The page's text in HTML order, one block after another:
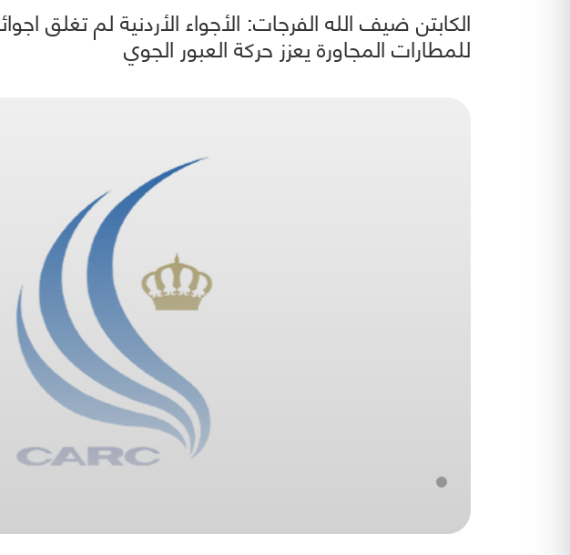
الكابتن ضيف الله الفرجات: الأجواء الأردنية لم تغلق
للمطارات المجاورة يعزز حركة العبور الجوي